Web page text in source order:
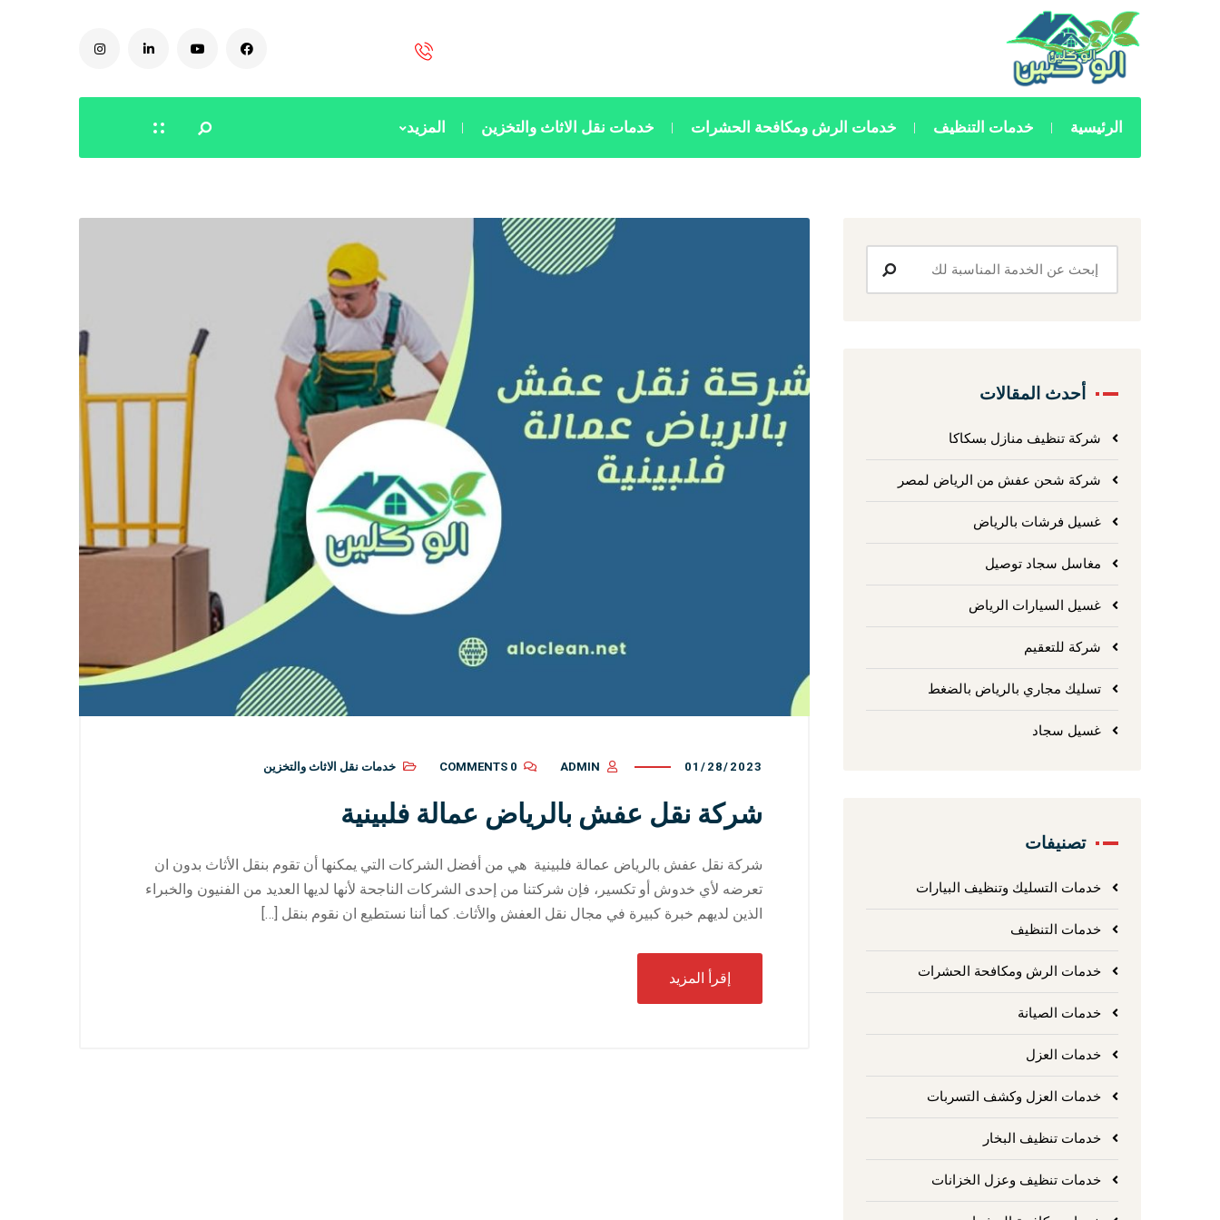
الرئيسية خدمات التنظيف خدمات الرش ومكافحة الحشرات خدمات نقل الاثاث والتخزين المزيد
01/28/2023
ADMIN
0 COMMENTS خدمات نقل الاثاث والتخزين
شركة نقل عفش بالرياض عمالة فلبينية
شركة نقل عفش بالرياض عمالة فلبينية هي من أفضل الشركات التي يمكنها أن تقوم بنقل الأثاث بدون ان
تعرضه لأي خدوش أو تكسير، فإن شركتنا من إحدى الشركات الناجحة لأنها لديها العديد من الفنيون والخبراء
الذين لديهم خبرة كبيرة في مجال نقل العفش والأثاث. كما أننا نستطيع ان نقوم بنقل […]
إقرأ المزيد
أحدث المقالات
شركة تنظيف منازل بسكاكا
شركة شحن عفش من الرياض لمصر
غسيل فرشات بالرياض
مغاسل سجاد توصيل
غسيل السيارات الرياض
شركة للتعقيم
تسليك مجاري بالرياض بالضغط
غسيل سجاد
تصنيفات
خدمات التسليك وتنظيف البيارات
خدمات التنظيف
خدمات الرش ومكافحة الحشرات
خدمات الصيانة
خدمات العزل
خدمات العزل وكشف التسربات
خدمات تنظيف البخار
خدمات تنظيف وعزل الخزانات